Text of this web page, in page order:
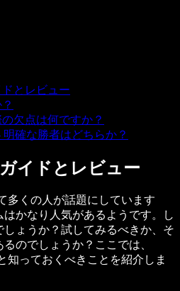
とレビュー
欠点は何ですか？
明確な勝者はどちらか？
イドとレビュー
多くの人が話題にしています
かなり人気があるようです。し
ょうか？試してみるべきか、そ
のでしょうか？ここでは、
知っておくべきことを紹介しま